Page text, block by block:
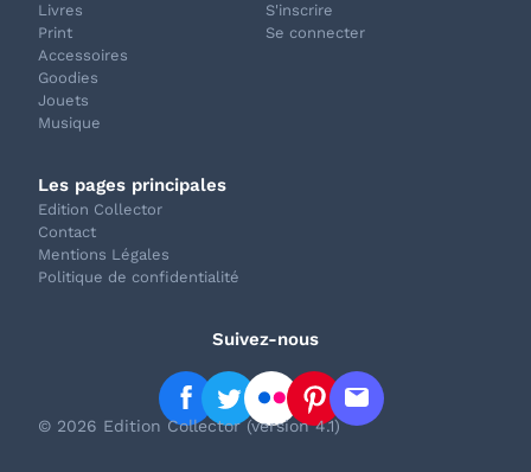
Livres
Print
Accessoires
Goodies
Jouets
Musique
S'inscrire
Se connecter
Les pages principales
Edition Collector
Contact
Mentions Légales
Politique de confidentialité
Suivez-nous
© 2026 Edition Collector (version 4.1)